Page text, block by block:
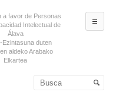
a favor de Personas
Intelectual de
Álava
Ezintasuna duten
aldeko Arabako
Elkartea
secundario